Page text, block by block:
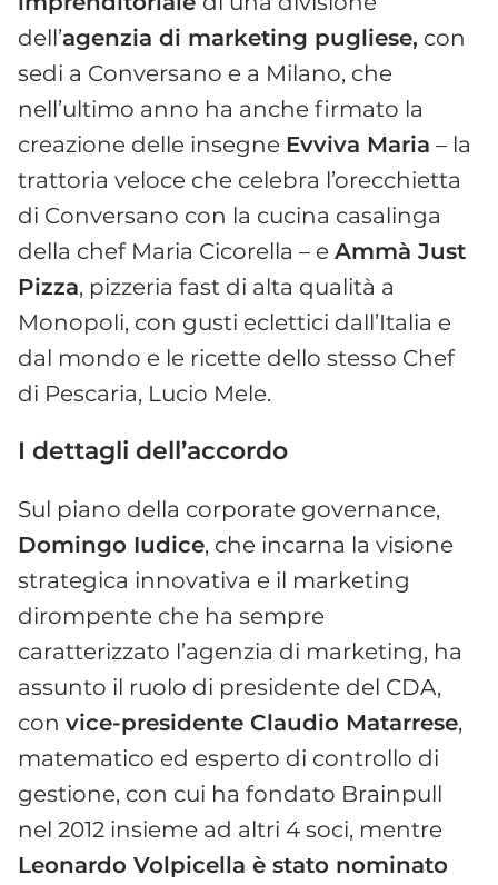
dell’agenzia di marketing pugliese, con
sedi a Conversano e a Milano, che
nell’ultimo anno ha anche firmato la
creazione delle insegne Evviva Maria – la
trattoria veloce che celebra l’orecchietta
di Conversano con la cucina casalinga
della chef Maria Cicorella – e Ammà Just
Pizza, pizzeria fast di alta qualità a
Monopoli, con gusti eclettici dall’Italia e
dal mondo e le ricette dello stesso Chef
di Pescaria, Lucio Mele.
I dettagli dell’accordo
Sul piano della corporate governance,
Domingo Iudice, che incarna la visione
strategica innovativa e il marketing
dirompente che ha sempre
caratterizzato l’agenzia di marketing, ha
assunto il ruolo di presidente del CDA,
con vice-presidente Claudio Matarrese,
matematico ed esperto di controllo di
gestione, con cui ha fondato Brainpull
nel 2012 insieme ad altri 4 soci, mentre
Leonardo Volpicella è stato nominato